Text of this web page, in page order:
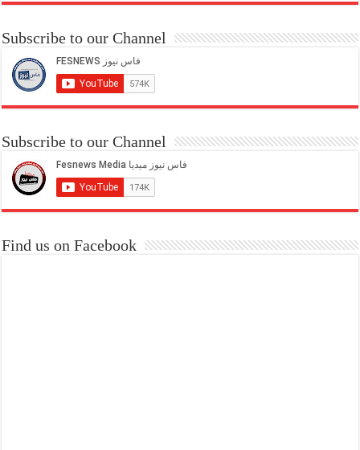
Subscribe to our Channel
Subscribe to our Channel
Find us on Facebook